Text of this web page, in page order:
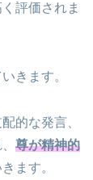
評価されま
きます。
的な発言、
尊が精神的
ます。